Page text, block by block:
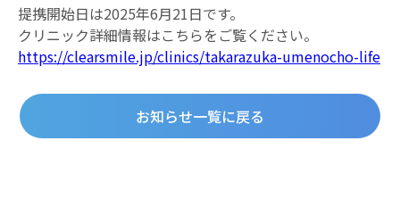
提携開始日は2025年6月21日です。
クリニック詳細情報はこちらをご覧ください。
https://clearsmile.jp/clinics/takarazuka-umenocho-life
お知らせ一覧に戻る